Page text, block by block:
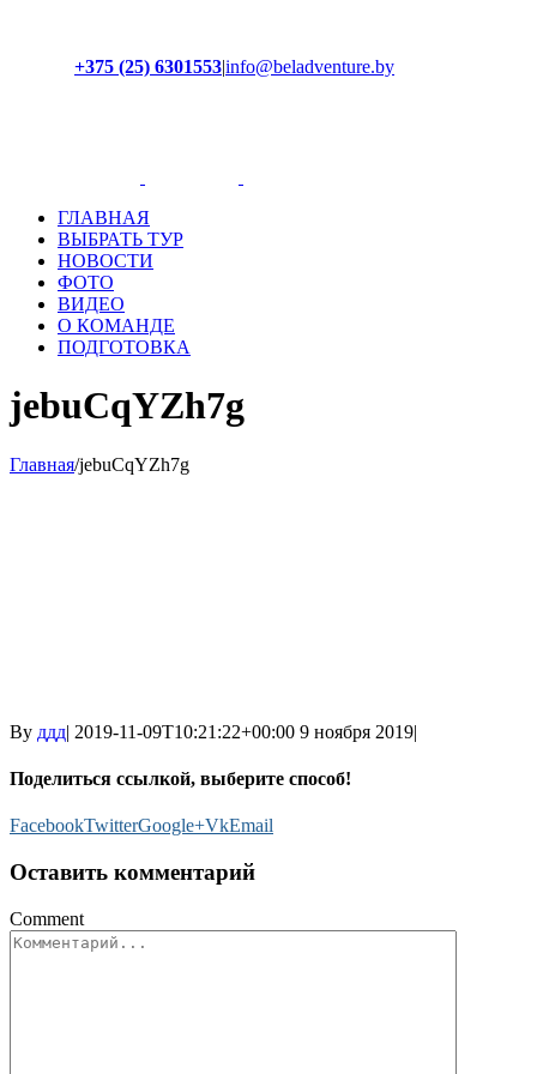
+375 (25) 6301553|info@beladventure.by
ГЛАВНАЯ
ВЫБРАТЬ ТУР
НОВОСТИ
ФОТО
ВИДЕО
О КОМАНДЕ
ПОДГОТОВКА
jebuCqYZh7g
Главная/jebuCqYZh7g
By ддд| 2019-11-09T10:21:22+00:00 9 ноября 2019|
Поделиться ссылкой, выберите способ!
FacebookTwitterGoogle+VkEmail
Оставить комментарий
Comment